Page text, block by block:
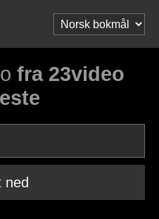
fra 23video
ned